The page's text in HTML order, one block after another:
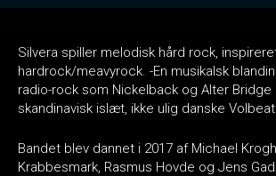
Silvera spiller melodisk hård rock,
hardrock/meavyrock. -En musikalsk
radio-rock som Nickelback og Alter
skandinavisk islæt, ikke ulig danske
Bandet blev dannet i 2017 af Michael
Krabbesmark, Rasmus Hovde og Jens